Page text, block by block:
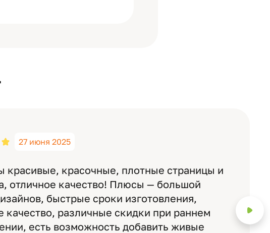
27 июня 2025
красивые, красочные, плотные страницы и
отличное качество! Плюсы — большой
быстрые сроки изготовления,
качество, различные скидки при раннем
есть возможность добавить живые